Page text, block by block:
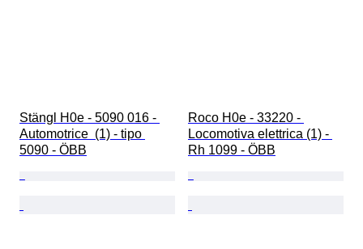
Stängl H0e - 5090 016 -
Automotrice  (1) - tipo
5090 - ÖBB
Roco H0e - 33220 -
Locomotiva elettrica (1) -
Rh 1099 - ÖBB